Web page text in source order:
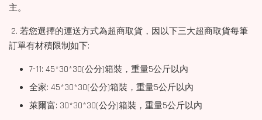
主。
2. 若您選擇的運送方式為超商取貨，因以下三大超商取貨每筆
訂單有材積限制如下:
7-11: 45*30*30(公分)箱裝，重量5公斤以內
全家: 45*30*30(公分)箱裝，重量5公斤以內
萊爾富: 30*30*30(公分)箱裝，重量5公斤以內